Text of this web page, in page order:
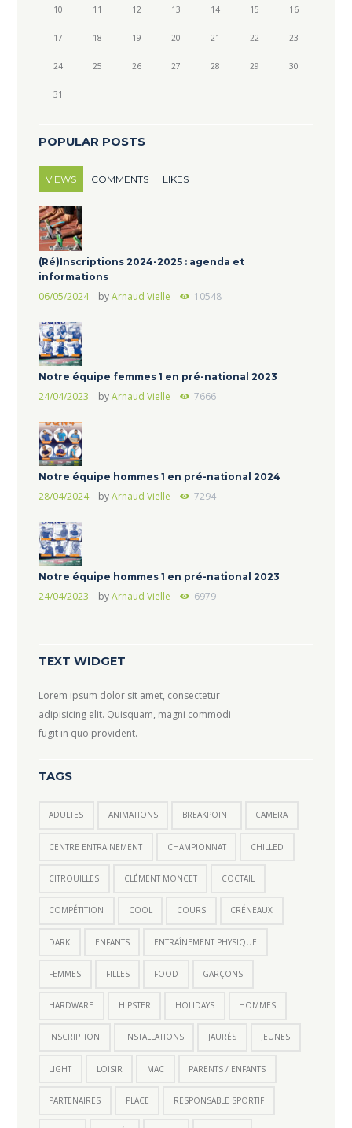
10 11 12 13 14 15 16
17 18 19 20 21 22 23
24 25 26 27 28 29 30
31
POPULAR POSTS
VIEWS COMMENTS LIKES
(Ré)Inscriptions 2024-2025 : agenda et
informations
06/05/2024 byArnaud Vielle 10548
Notre équipe femmes 1 en pré-national 2023
24/04/2023 byArnaud Vielle 7666
Notre équipe hommes 1 en pré-national 2024
28/04/2024 byArnaud Vielle 7294
Notre équipe hommes 1 en pré-national 2023
24/04/2023 byArnaud Vielle 6979
TEXT WIDGET
Lorem ipsum dolor sit amet, consectetur
adipisicing elit. Quisquam, magni commodi
fugit in quo provident.
TAGS
ADULTES ANIMATIONS BREAKPOINT CAMERA
CENTRE ENTRAINEMENT CHAMPIONNAT CHILLED
CITROUILLES CLÉMENT MONCET COCTAIL
COMPÉTITION COOL COURS CRÉNEAUX
DARK ENFANTS ENTRAÎNEMENT PHYSIQUE
FEMMES FILLES FOOD GARÇONS
HARDWARE HIPSTER HOLIDAYS HOMMES
INSCRIPTION INSTALLATIONS JAURÈS JEUNES
LIGHT LOISIR MAC PARENTS / ENFANTS
PARTENAIRES PLACE RESPONSABLE SPORTIF